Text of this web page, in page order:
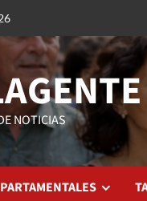
NOTICIAS